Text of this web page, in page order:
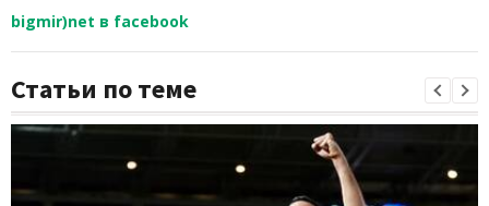
bigmir)net в facebook
Статьи по теме